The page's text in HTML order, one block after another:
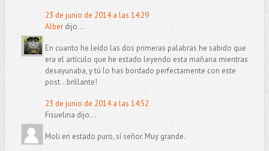
23 de junio de 2014 a las 14:29
Alberdijo...
En cuanto he leído las dos primeras palabras he sabido que
era el artículo que he estado leyendo esta mañana mientras
desayunaba, y tú lo has bordado perfectamente con este
post...brillante!
23 de junio de 2014 a las 14:52
Fisuelina dijo...
Moli en estado puro, sí señor. Muy grande.